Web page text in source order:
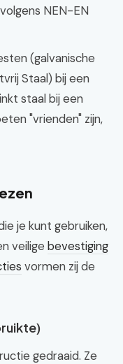
NEN-EN
(galvanische
Staal) bij een
staal bij een
"vrienden" zijn,
je kunt gebruiken,
veilige bevestiging
vormen zij de
gedraaid. Ze